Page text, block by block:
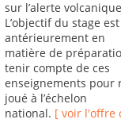
sur l’alerte
L’objectif du stage
antérieurement en
matière de
tenir compte de ces
enseignements pour
joué à l’échelon
national. [ voir l'offre